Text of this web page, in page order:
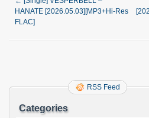
HANATE [2026.05.03][MP3+Hi-Res
FLAC]
RSS Feed
Categories